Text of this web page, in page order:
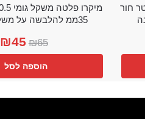
0.25 קג קוטר חור
35ממ להלבשה על משקל מובנה
₪65
₪45
הוספה לסל